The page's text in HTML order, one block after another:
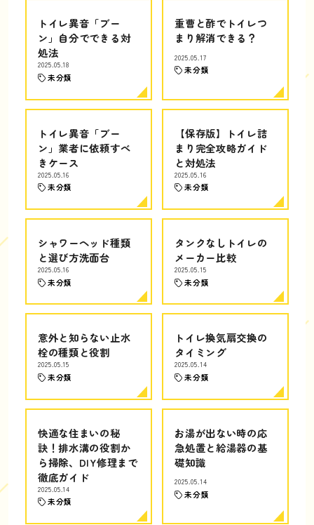
トイレ異音「ブー
ン」自分でできる対
処法
2025.05.18
未分類
重曹と酢でトイレつ
まり解消できる？
2025.05.17
未分類
トイレ異音「ブー
ン」業者に依頼すべ
きケース
2025.05.16
未分類
【保存版】トイレ詰
まり完全攻略ガイド
と対処法
2025.05.16
未分類
シャワーヘッド種類
と選び方洗面台
2025.05.16
未分類
タンクなしトイレの
メーカー比較
2025.05.15
未分類
意外と知らない止水
栓の種類と役割
2025.05.15
未分類
トイレ換気扇交換の
タイミング
2025.05.14
未分類
快適な住まいの秘
訣！排水溝の役割か
ら掃除、DIY修理まで
徹底ガイド
2025.05.14
未分類
お湯が出ない時の応
急処置と給湯器の基
礎知識
2025.05.14
未分類